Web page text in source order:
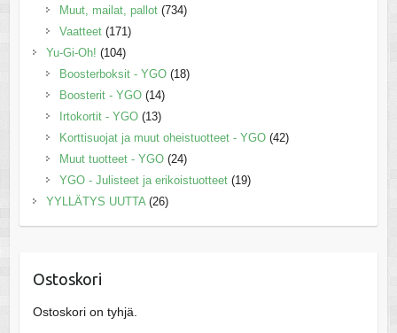
Muut, mailat, pallot (734)
Vaatteet (171)
Yu-Gi-Oh! (104)
Boosterboksit - YGO (18)
Boosterit - YGO (14)
Irtokortit - YGO (13)
Korttisuojat ja muut oheistuotteet - YGO (42)
Muut tuotteet - YGO (24)
YGO - Julisteet ja erikoistuotteet (19)
YYLLÄTYS UUTTA (26)
Ostoskori
Ostoskori on tyhjä.